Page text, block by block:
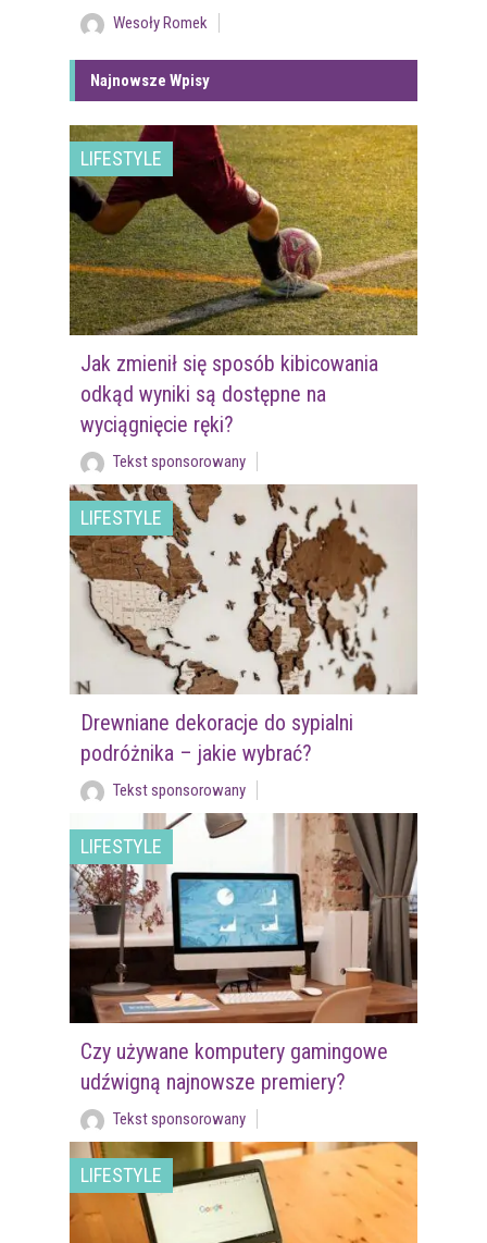
Wesoły Romek
Najnowsze Wpisy
LIFESTYLE
Jak zmienił się sposób kibicowania
odkąd wyniki są dostępne na
wyciągnięcie ręki?
Tekst sponsorowany
LIFESTYLE
Drewniane dekoracje do sypialni
podróżnika – jakie wybrać?
Tekst sponsorowany
LIFESTYLE
Czy używane komputery gamingowe
udźwigną najnowsze premiery?
Tekst sponsorowany
LIFESTYLE